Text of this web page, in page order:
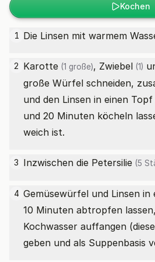
Kochen
1 Die Linsen mit warmem
2 Karotte (1 große), Zwiebel (1)
große Würfel schneiden,
und den Linsen in einen
und 20 Minuten köcheln
weich ist.
3 Inzwischen die Petersilie (5
4 Gemüsewürfel und Linsen in
10 Minuten abtropfen
Kochwasser auffangen
geben und als Suppenbasis